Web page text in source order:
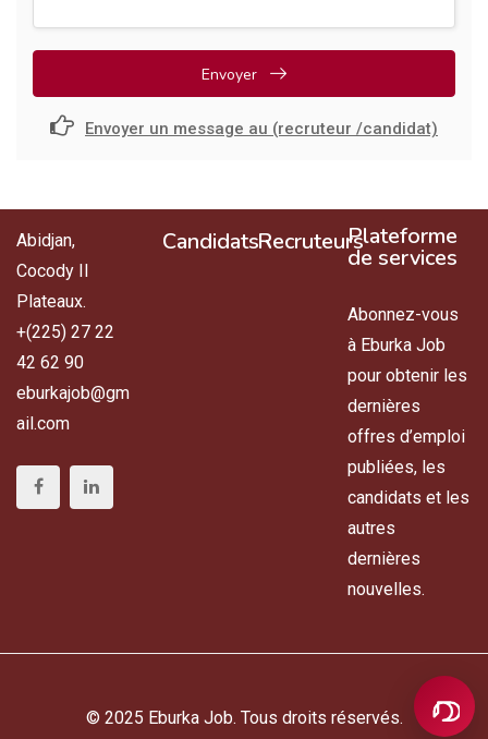
Envoyer
Envoyer un message au (recruteur /candidat)
Abidjan,
Cocody II
Plateaux.
+(225) 27 22
42 62 90
eburkajob@gm
ail.com
CandidatsRecruteursPlateforme
de services
Abonnez-vous
à Eburka Job
pour obtenir les
dernières
offres d’emploi
publiées, les
candidats et les
autres
dernières
nouvelles.
© 2025 Eburka Job. Tous droits réservés.